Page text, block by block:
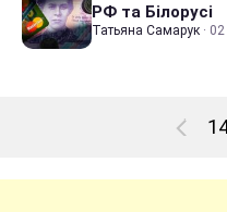
РФ та Білорусі
Татьяна Самарук ·